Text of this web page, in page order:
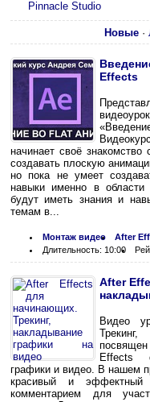
Pinnacle Studio
Новые ·
Effects
начинает своё
создавать плоскую
но пока не умеет
навыки именно в
будут иметь знания и
темам в...
Монтаж видео After
Длительность: 10:00
After
Видео
Effects
графики и видео. В нашем
красивый и эффектный
комментарием для